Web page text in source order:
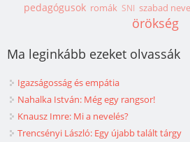
pedagógusok romák SNI szabad
örökség
Ma leginkább ezeket olvassák
Igazságosság és empátia
Nahalka István: Még egy rangsor!
Knausz Imre: Mi a nevelés?
Trencsényi László: Egy újabb talált tárgy